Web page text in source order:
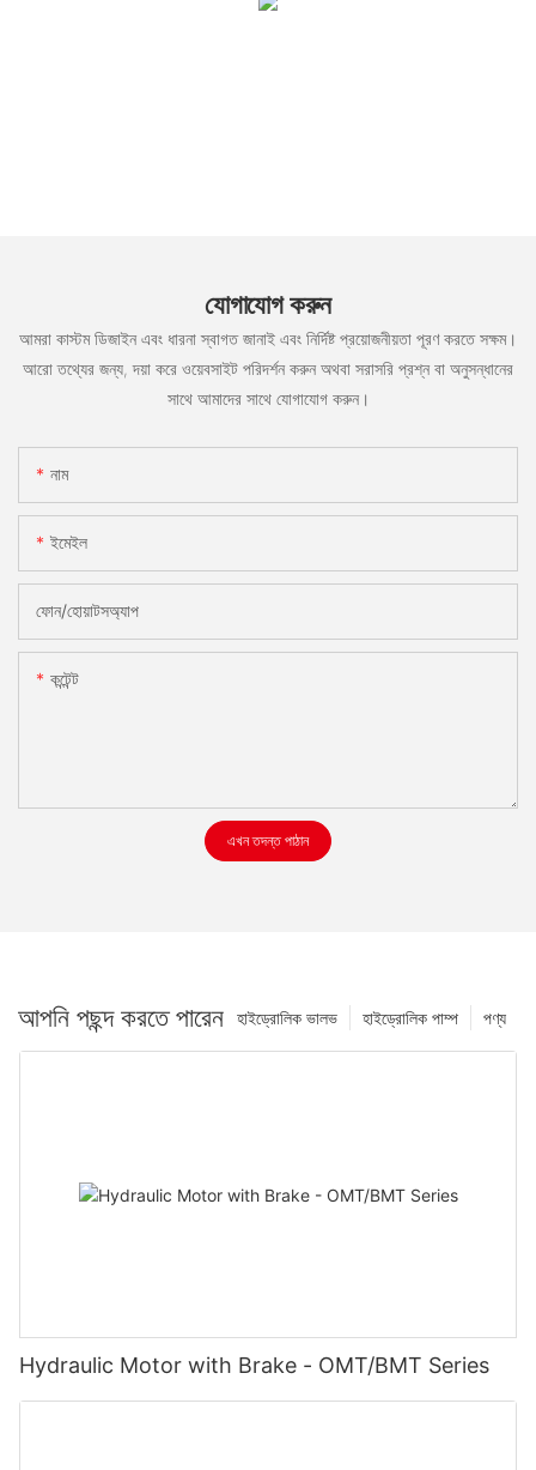
যোগাযোগ করুন
আমরা কাস্টম ডিজাইন এবং ধারনা স্বাগত জানাই এবং নির্দিষ্ট প্রয়োজনীয়তা পূরণ করতে সক্ষম।
আরো তথ্যের জন্য, দয়া করে ওয়েবসাইট পরিদর্শন করুন অথবা সরাসরি প্রশ্ন বা অনুসন্ধানের
সাথে আমাদের সাথে যোগাযোগ করুন।
নাম
ইমেইল
ফোন/হোয়াটসঅ্যাপ
কন্টেন্ট
এখন তদন্ত পাঠান
আপনি পছন্দ করতে পারেন পণ্য
হাইড্রোলিক পাম্প
হাইড্রোলিক ভালভ
Hydraulic Motor with Brake - OMT/BMT Series